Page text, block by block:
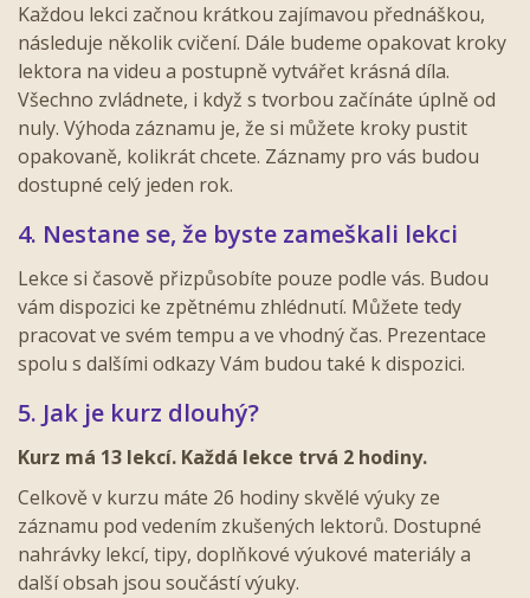
Každou lekci začnou krátkou zajímavou přednáškou,
následuje několik cvičení. Dále budeme opakovat kroky
lektora na videu a postupně vytvářet krásná díla.
Všechno zvládnete, i když s tvorbou začínáte úplně od
nuly. Výhoda záznamu je, že si můžete kroky pustit
opakovaně, kolikrát chcete. Záznamy pro vás budou
dostupné celý jeden rok.
4. Nestane se, že byste zameškali lekci
Lekce si časově přizpůsobíte pouze podle vás. Budou
vám dispozici ke zpětnému zhlédnutí. Můžete tedy
pracovat ve svém tempu a ve vhodný čas. Prezentace
spolu s dalšími odkazy Vám budou také k dispozici.
5. Jak je kurz dlouhý?
Kurz má 13 lekcí. Každá lekce trvá 2 hodiny.
Celkově v kurzu máte 26 hodiny skvělé výuky ze
záznamu pod vedením zkušených lektorů. Dostupné
nahrávky lekcí, tipy, doplňkové výukové materiály a
další obsah jsou součástí výuky.